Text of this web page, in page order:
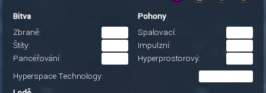
Bitva
Zbraně:
Štíty:
Pancéřování:
Pohony
Spalovací:
Impulzní:
Hyperprostorový:
Hyperspace Technology: